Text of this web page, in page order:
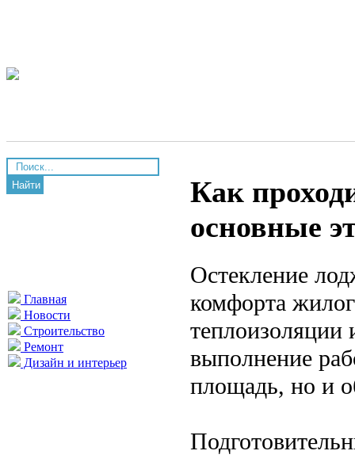
Найти
Главная
Новости
Строительство
Ремонт
Дизайн и интерьер
Как
основные
Остекление
комфорта
выполнение
площадь, но и